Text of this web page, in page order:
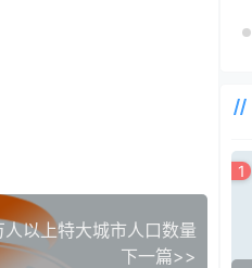
以上特大城市人口数量
下一篇>>
1